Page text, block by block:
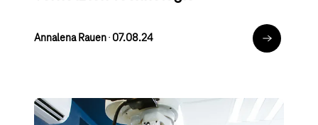
Annalena Rauen∙ 07.08.24
Zum Artikel